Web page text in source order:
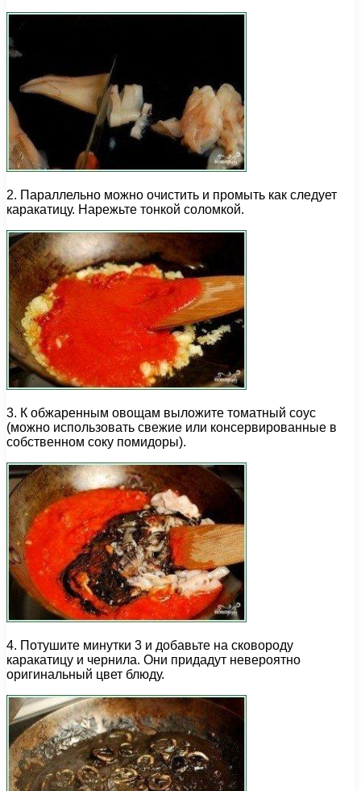
2. Параллельно можно очистить и промыть как следует
каракатицу. Нарежьте тонкой соломкой.
3. К обжаренным овощам выложите томатный соус
(можно использовать свежие или консервированные в
собственном соку помидоры).
4. Потушите минутки 3 и добавьте на сковороду
каракатицу и чернила. Они придадут невероятно
оригинальный цвет блюду.